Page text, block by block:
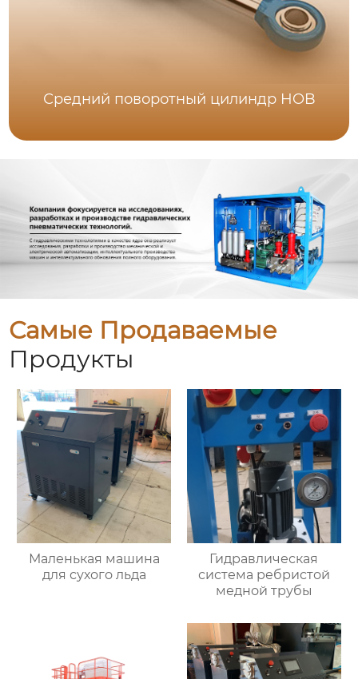
Средний поворотный цилиндр HOB
Самые Продаваемые
Продукты
Маленькая машина
для сухого льда
Гидравлическая
система ребристой
медной трубы